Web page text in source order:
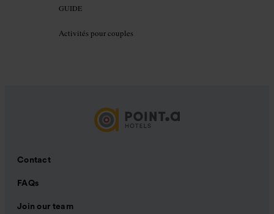
GUIDE
Activités pour couples
Contact
FAQs
Join our team